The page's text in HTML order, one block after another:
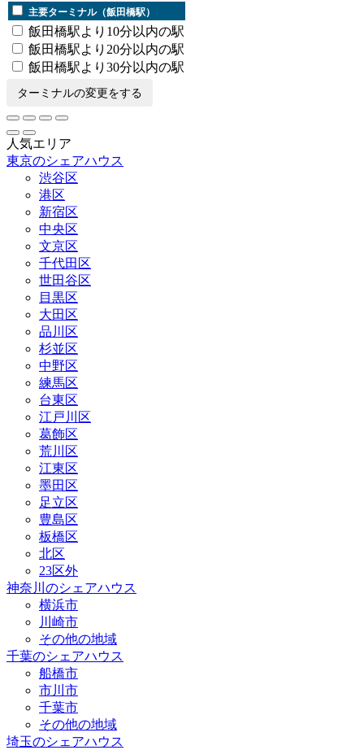
主要ターミナル（飯田橋駅）
飯田橋駅より10分以内の駅
飯田橋駅より20分以内の駅
飯田橋駅より30分以内の駅
ターミナルの変更をする
人気エリア
東京のシェアハウス
渋谷区
港区
新宿区
中央区
文京区
千代田区
世田谷区
目黒区
大田区
品川区
杉並区
中野区
練馬区
台東区
江戸川区
葛飾区
荒川区
江東区
墨田区
足立区
豊島区
板橋区
北区
23区外
神奈川のシェアハウス
横浜市
川崎市
その他の地域
千葉のシェアハウス
船橋市
市川市
千葉市
その他の地域
埼玉のシェアハウス